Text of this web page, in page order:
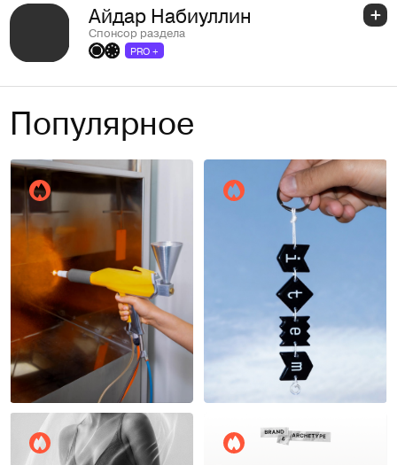
Айдар Набиуллин
Спонсор раздела
PRO +
Популярное
Антон Пишун 11 Елизавета Найденова